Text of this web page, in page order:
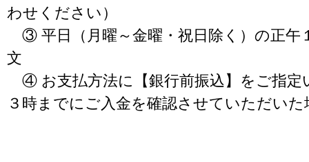
わせください）
③ 平日（月曜～金曜・祝日除く）の正午
文
④ お支払方法に【銀行前振込】をご指定
３時までにご入金を確認させていただいた